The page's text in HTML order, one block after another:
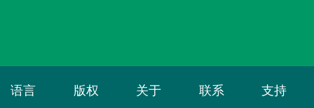
语言 版权 关于 联系 支持